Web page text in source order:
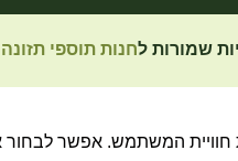
שמורות לחנות תוספי
המשתמש. אפשר לבחור